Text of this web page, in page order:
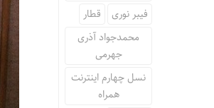
فیبر نوری
قطار
محمدجواد آذری
جهرمی
نسل چهارم اینترنت
همراه